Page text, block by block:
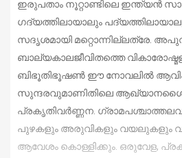
ഇരുപതാം നൂറ്റാണ്ടിലെ ഇന്ത്യൻ
ഗദ്യത്തിലായാലും
സദൃശമായി മറ്റൊന്നില്ലത്രേ.
ബാല്യകാലജീവിതത്തെ
ബിഭൂതിഭൂഷൺ ഈ നോവലിൽ
സുന്ദരവുമാണിതിലെ
പ്രകൃതിവർണ്ണന.
പുഴകളും അരുവികളും വയലുകളും
ആവേശം കൊള്ളിക്കും. ഒരുവേള,